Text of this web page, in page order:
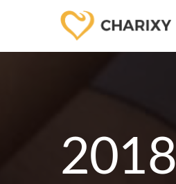
2018